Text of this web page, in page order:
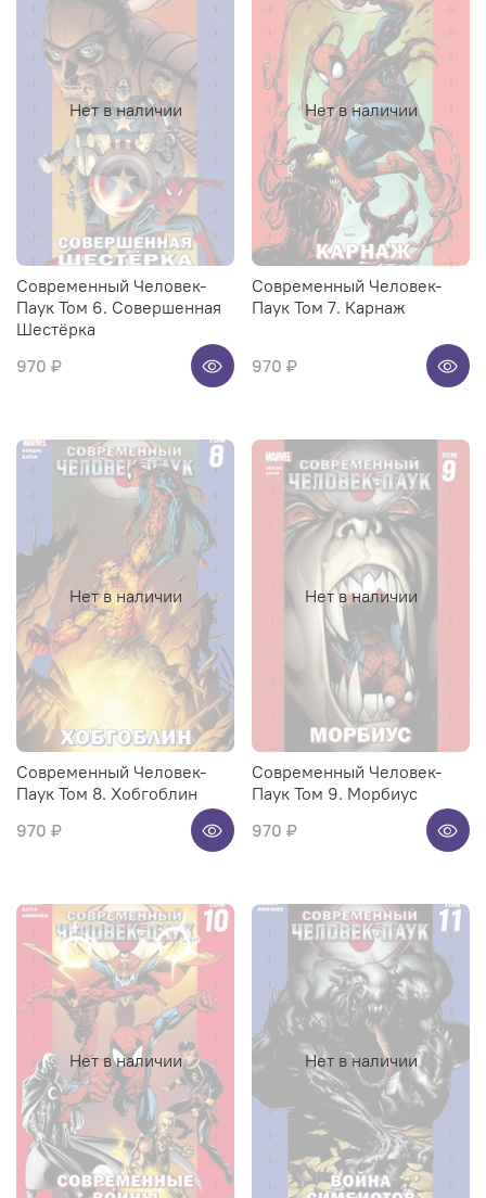
Нет в наличии
Современный Человек-
Паук Том 6. Совершенная
Шестёрка
970 ₽
Нет в наличии
Современный Человек-
Паук Том 7. Карнаж
970 ₽
Нет в наличии
Современный Человек-
Паук Том 8. Хобгоблин
970 ₽
Нет в наличии
Современный Человек-
Паук Том 9. Морбиус
970 ₽
Нет в наличии Нет в наличии